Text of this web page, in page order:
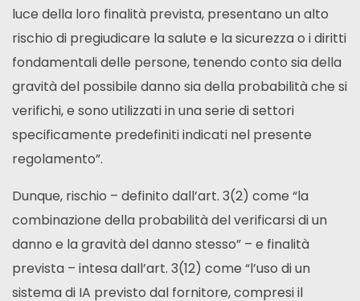
luce della loro finalità prevista, presentano un alto
rischio di pregiudicare la salute e la sicurezza o i diritti
fondamentali delle persone, tenendo conto sia della
gravità del possibile danno sia della probabilità che si
verifichi, e sono utilizzati in una serie di settori
specificamente predefiniti indicati nel presente
regolamento”.
Dunque, rischio – definito dall’art. 3(2) come “la
combinazione della probabilità del verificarsi di un
danno e la gravità del danno stesso” – e finalità
prevista – intesa dall’art. 3(12) come “l’uso di un
sistema di IA previsto dal fornitore, compresi il